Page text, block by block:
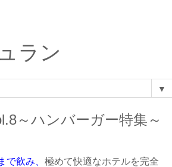
ラン
▼
～ハンバーガー特集～
で飲み、 極めて快適なホテルを完全